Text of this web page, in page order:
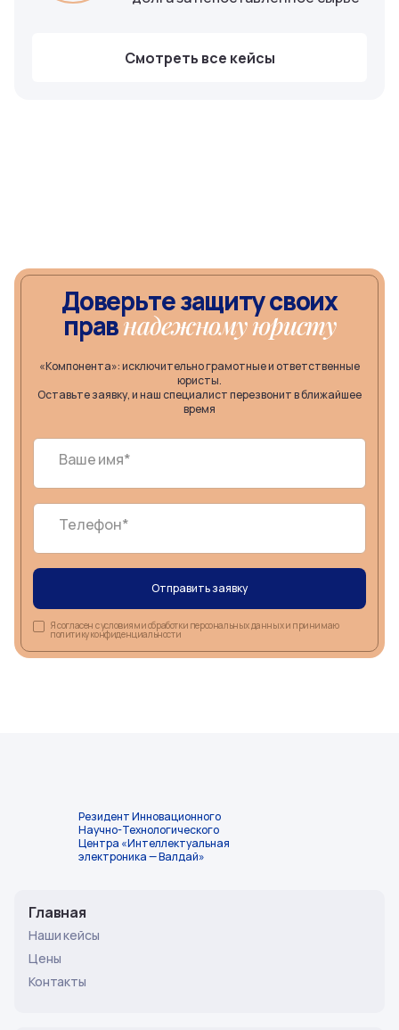
Смотреть все кейсы
Доверьте защиту своих
правнадежному юристу
«Компонента»: исключительно грамотные и ответственные
юристы.
Оставьте заявку, и наш специалист перезвонит в ближайшее
время
Ваше имя*
Телефон*
Отправить заявку
Я согласен с условиями обработки персональных данных и принимаю
политику конфиденциальности
Резидент Инновационного
Научно-Технологического
Центра «Интеллектуальная
электроника — Валдай»
Главная
Наши кейсы
Цены
Контакты